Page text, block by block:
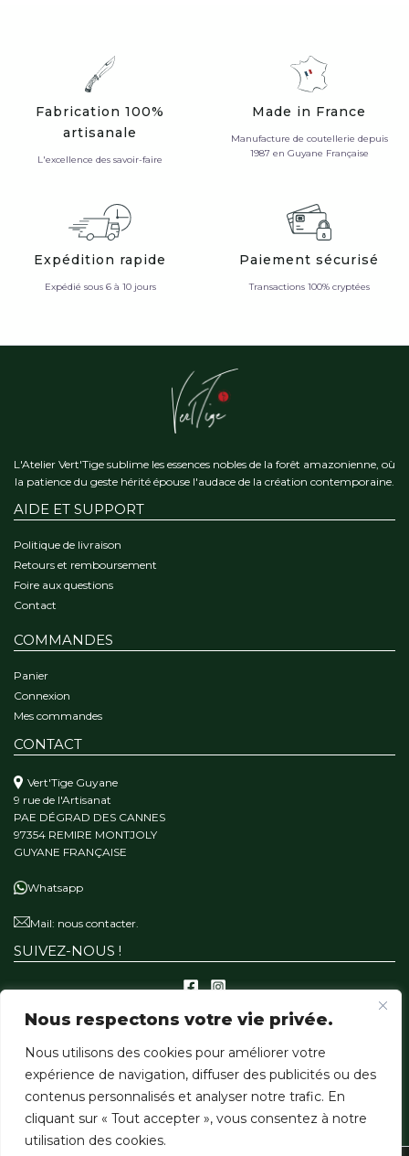
Nous respectons votre vie privée.
Nous utilisons des cookies pour améliorer votre
expérience de navigation, diffuser des publicités ou des
contenus personnalisés et analyser notre trafic. En
cliquant sur « Tout accepter », vous consentez à notre
utilisation des cookies.
Fabrication 100%
artisanale
L'excellence des savoir-faire
Made in France
Manufacture de coutellerie depuis
1987 en Guyane Française
Expédition rapide
Expédié sous 6 à 10 jours
Paiement sécurisé
Transactions 100% cryptées
L'Atelier Vert'Tige sublime les essences nobles de la forêt amazonienne, où
la patience du geste hérité épouse l'audace de la création contemporaine.
AIDE ET SUPPORT
Politique de livraison
Retours et remboursement
Foire aux questions
Contact
COMMANDES
Panier
Connexion
Mes commandes
CONTACT
Vert'Tige Guyane
9 rue de l'Artisanat
PAE DÉGRAD DES CANNES
97354 REMIRE MONTJOLY
GUYANE FRANÇAISE
Whatsapp
Mail: nous contacter.
SUIVEZ-NOUS !
A PROPOS
Notre mission
Nos matériaux